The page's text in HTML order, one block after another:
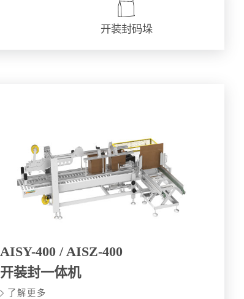
开装封码垛
AISY-400 / AISZ-400
开装封一体机
了解更多